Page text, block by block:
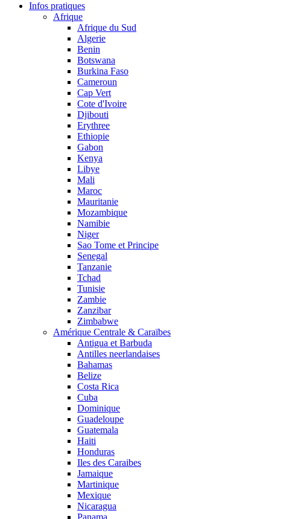
Infos pratiques
Afrique
Afrique du Sud
Algerie
Benin
Botswana
Burkina Faso
Cameroun
Cap Vert
Cote d'Ivoire
Djibouti
Erythree
Ethiopie
Gabon
Kenya
Libye
Mali
Maroc
Mauritanie
Mozambique
Namibie
Niger
Sao Tome et Principe
Senegal
Tanzanie
Tchad
Tunisie
Zambie
Zanzibar
Zimbabwe
Amérique Centrale & Caraïbes
Antigua et Barbuda
Antilles neerlandaises
Bahamas
Belize
Costa Rica
Cuba
Dominique
Guadeloupe
Guatemala
Haiti
Honduras
Iles des Caraibes
Jamaique
Martinique
Mexique
Nicaragua
Panama